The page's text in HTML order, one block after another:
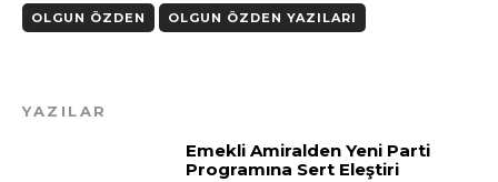
OLGUN ÖZDEN OLGUN ÖZDEN YAZILARI
YAZILAR
Emekli Amiralden Yeni Parti
Programına Sert Eleştiri